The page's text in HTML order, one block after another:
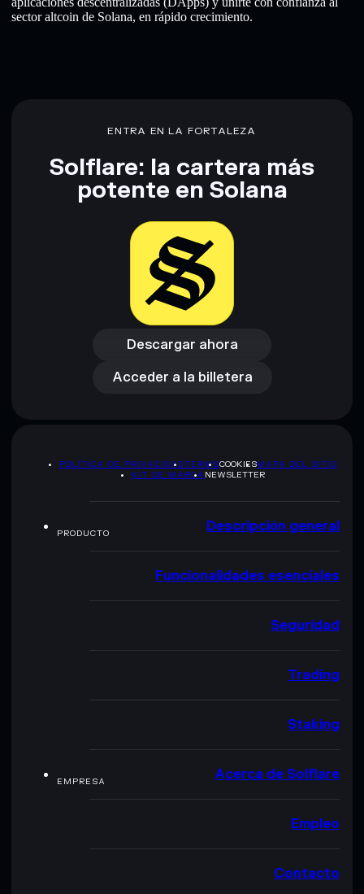
sector altcoin de Solana, en rápido crecimiento.
ENTRA EN LA FORTALEZA
Solflare: la cartera más
potente en Solana
Descargar ahora
Descargar ahora
Acceder a la billetera
Acceder a la billetera
POLÍTICA DE PRIVACIDADTERMSCOOKIESMAPA DEL SITIO
KIT DE MARCA NEWSLETTER
PRODUCTO Descripción general
Funcionalidades esenciales
Seguridad
Trading
Staking
EMPRESA Acerca de Solflare
Empleo
Contacto